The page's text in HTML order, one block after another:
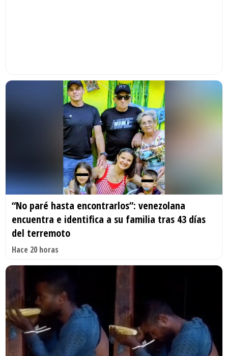
“No paré hasta encontrarlos”: venezolana
encuentra e identifica a su familia tras 43 días
del terremoto
Hace 20 horas